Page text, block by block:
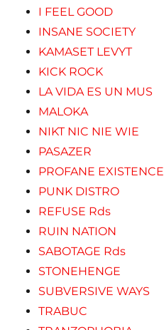
I FEEL GOOD
INSANE SOCIETY
KAMASET LEVYT
KICK ROCK
LA VIDA ES UN MUS
MALOKA
NIKT NIC NIE WIE
PASAZER
PROFANE EXISTENCE
PUNK DISTRO
REFUSE Rds
RUIN NATION
SABOTAGE Rds
STONEHENGE
SUBVERSIVE WAYS
TRABUC